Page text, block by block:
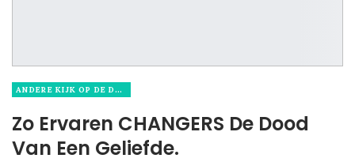
ANDERE KIJK OP DE DOOD
Zo Ervaren CHANGERS De Dood
Van Een Geliefde.